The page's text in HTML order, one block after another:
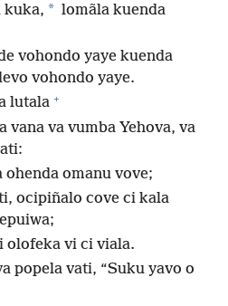
kuka, * lomãla kuenda
vohondo yaye kuenda
vohondo yaye.
lutala +
vana va vumba Yehova, va
ohenda omanu vove;
ocipiñalo cove ci kala
olofeka vi ci viala.
popela vati, “Suku yavo o